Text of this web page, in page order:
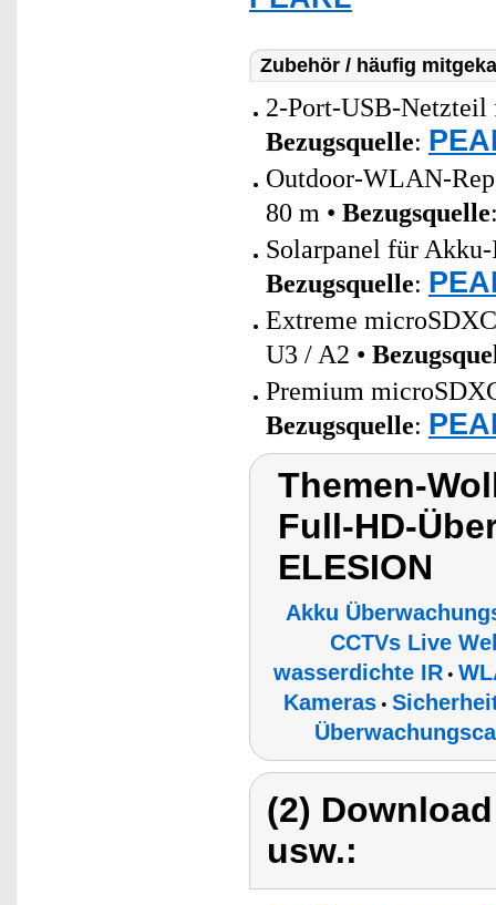
Zubehör / häufig
2-Port-USB-Netzteil
Bezugsquelle:
Outdoor-WLAN-
80 m • Bezugsquelle
Solarpanel für
Bezugsquelle:
Extreme
U3 / A2 •
Premium
Bezugsquelle:
Themen-
Full-HD-
ELESION
Akku
CCTVs Live
wasserdichte IR•
Kameras•
(2)
usw.: